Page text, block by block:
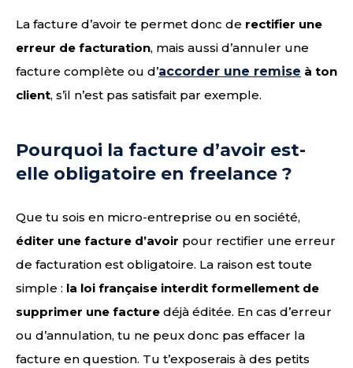
La facture d’avoir te permet donc de rectifier une
erreur de facturation, mais aussi d’annuler une
facture complète ou d’accorder une remise à ton
client, s’il n’est pas satisfait par exemple.
Pourquoi la facture d’avoir est-
elle obligatoire en freelance ?
Que tu sois en micro-entreprise ou en société,
éditer une facture d’avoir pour rectifier une erreur
de facturation est obligatoire. La raison est toute
simple : la loi française interdit formellement de
supprimer une facture déjà éditée. En cas d’erreur
ou d’annulation, tu ne peux donc pas effacer la
facture en question. Tu t’exposerais à des petits